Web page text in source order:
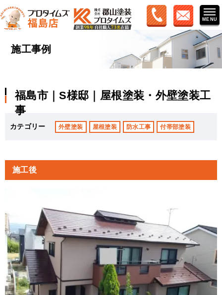
施工事例
福島市｜S様邸｜屋根塗装・外壁塗装工
事
カテゴリー 外壁塗装 屋根塗装 防水工事 付帯部塗装
施工後